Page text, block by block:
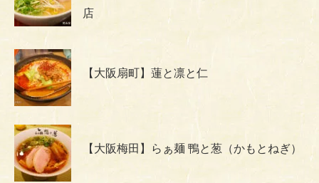
店
【大阪扇町】蓮と凛と仁
【大阪梅田】らぁ麺 鴨と葱（かもとねぎ）